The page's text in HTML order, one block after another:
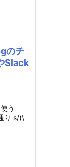
のチ
Slack
う
り s/(\